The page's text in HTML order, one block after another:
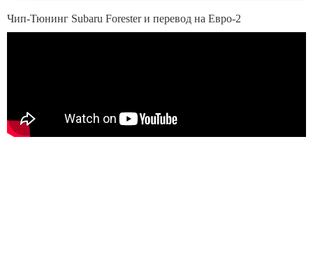
Чип-Тюнинг Subaru Forester и перевод на Евро-2